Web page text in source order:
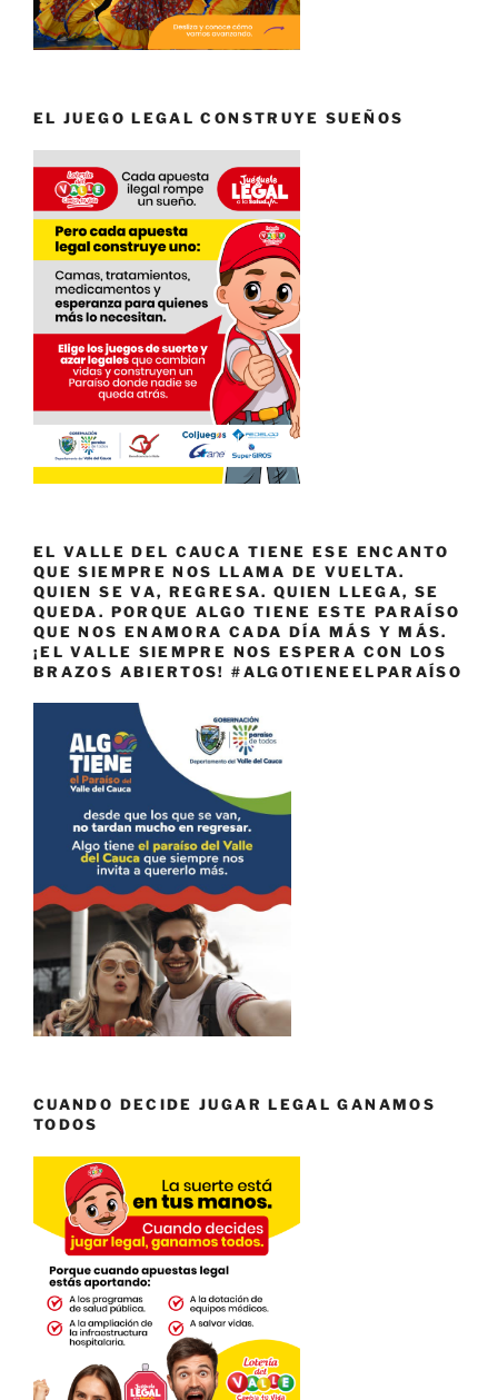
EL JUEGO LEGAL CONSTRUYE SUEÑOS
EL VALLE DEL CAUCA TIENE ESE ENCANTO
QUE SIEMPRE NOS LLAMA DE VUELTA.
QUIEN SE VA, REGRESA. QUIEN LLEGA, SE
QUEDA. PORQUE ALGO TIENE ESTE PARAÍSO
QUE NOS ENAMORA CADA DÍA MÁS Y MÁS.
¡EL VALLE SIEMPRE NOS ESPERA CON LOS
BRAZOS ABIERTOS! #ALGOTIENEELPARAÍSO
CUANDO DECIDE JUGAR LEGAL GANAMOS
TODOS